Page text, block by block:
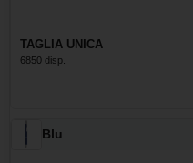
TAGLIA UNICA
6850 disp.
Blu